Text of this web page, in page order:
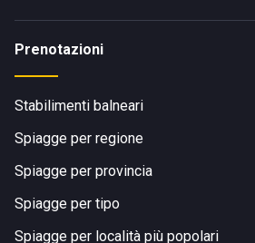
Prenotazioni
Stabilimenti balneari
Spiagge per regione
Spiagge per provincia
Spiagge per tipo
Spiagge per località più popolari